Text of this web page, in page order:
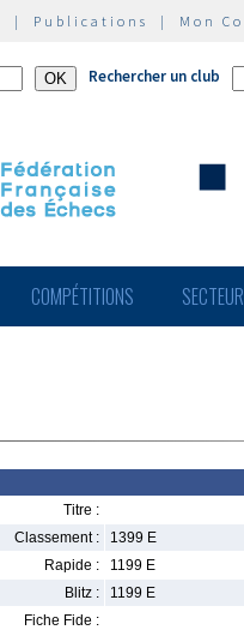
| Publications | Mon
Rechercher un club
COMPÉTITIONS
Titre :
Classement :
1399 E
Rapide :
1199 E
Blitz :
1199 E
Fiche Fide :